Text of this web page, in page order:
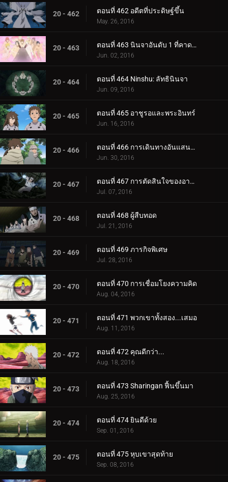
20 - 462 ตอนที่ 462 อดีตที่ประดิษฐ์ขึ้น
May. 26, 2016
20 - 463 ตอนที่ 463 นินจาอันดับ 1 ที่คาดเดาไม่ได้มากที่สุด
Jun. 02, 2016
20 - 464 ตอนที่ 464 Ninshu: ลัทธินินจา
Jun. 09, 2016
20 - 465 ตอนที่ 465 อาชูรอและพระอินทร์
Jun. 16, 2016
20 - 466 ตอนที่ 466 การเดินทางอันแสนวุ่นวาย
Jun. 30, 2016
20 - 467 ตอนที่ 467 การตัดสินใจของอาชูรอ
Jul. 07, 2016
20 - 468 ตอนที่ 468 ผู้สืบทอด
Jul. 21, 2016
20 - 469 ตอนที่ 469 ภารกิจพิเศษ
Jul. 28, 2016
20 - 470 ตอนที่ 470 การเชื่อมโยงความคิด
Aug. 04, 2016
20 - 471 ตอนที่ 471 พวกเขาทั้งสอง...เสมอ
Aug. 11, 2016
20 - 472 ตอนที่ 472 คุณดีกว่า...
Aug. 18, 2016
20 - 473 ตอนที่ 473 Sharingan ฟื้นขึ้นมา
Aug. 25, 2016
20 - 474 ตอนที่ 474 ยินดีด้วย
Sep. 01, 2016
20 - 475 ตอนที่ 475 หุบเขาสุดท้าย
Sep. 08, 2016